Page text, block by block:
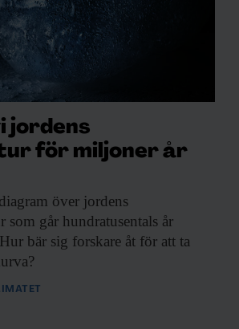
jordens
för miljoner år
diagram över jordens
som går hundratusentals år
bär sig forskare åt för att ta